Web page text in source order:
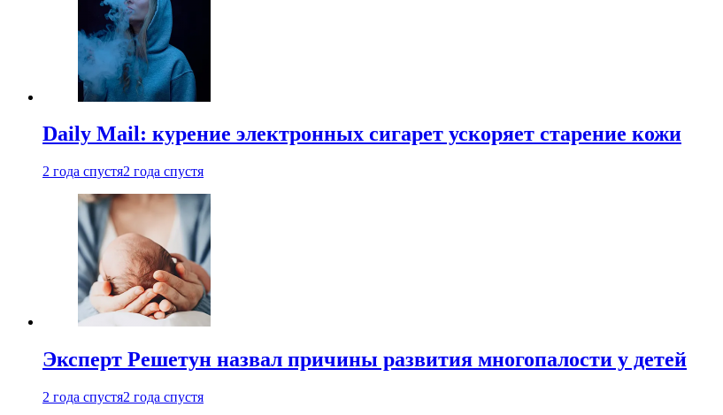
Daily Mail: курение электронных сигарет ускоряет старение кожи
2 года спустя2 года спустя
Эксперт Решетун назвал причины развития многопалости у детей
2 года спустя2 года спустя